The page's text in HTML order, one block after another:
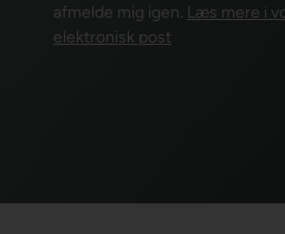
afmelde mig igen. Læs mere i
elektronisk post